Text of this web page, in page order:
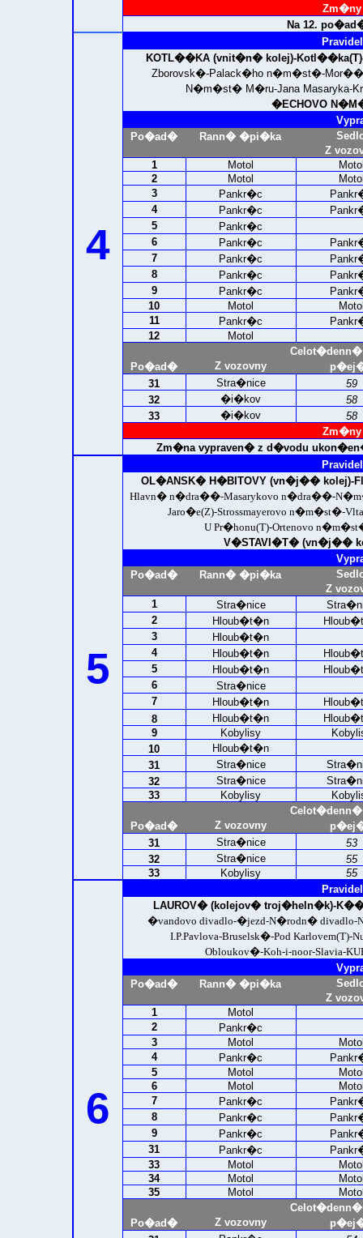
Zm�ny
Na 12.
4
KOTL��KA (vnit�n� kolej)-
Zborovsk�-Palack�ho n�m�st�-
N�m�st� M�ru-Jana
�ECHOVO
Po�ad�
Rann� �pi�ka
Z
1
Motol
2
Motol
3
Pankr�c
4
Pankr�c
5
Pankr�c
6
Pankr�c
7
Pankr�c
8
Pankr�c
9
Pankr�c
10
Motol
11
Pankr�c
12
Motol
Po�ad�
Z vozovny
31
Stra�nice
59
32
�i�kov
58
33
�i�kov
58
Zm�ny
Zm�na vypraven� z d�vodu
5
OL�ANSK� H�BITOVY (vn�j�� kolej)-
Hlavn� n�dra��-Masarykovo n�dra��-
Jaro�e(Z)-Strossmayerovo n�m�st�-
U Pr�honu(T)-Ortenovo
V�STAVI�T� (vn�j��
Po�ad�
Rann� �pi�ka
Z
1
Stra�nice
2
Hloub�t�n
3
Hloub�t�n
4
Hloub�t�n
5
Hloub�t�n
6
Stra�nice
7
Hloub�t�n
8
Hloub�t�n
9
Kobylisy
10
Hloub�t�n
31
Stra�nice
32
Stra�nice
33
Kobylisy
Po�ad�
Z vozovny
31
Stra�nice
53
32
Stra�nice
55
33
Kobylisy 55
6
LAUROV� (kolejov� troj�heln�k)-
�vandovo divadlo-�jezd-N�rodn�
I.P.Pavlova-Bruselsk�-Pod
Obloukov�-Koh-i-noor-Slavia-
Po�ad�
Rann� �pi�ka
Z
1
Motol
2
Pankr�c
3
Motol
4
Pankr�c
5
Motol
6
Motol
7
Pankr�c
8
Pankr�c
9
Pankr�c
31
Pankr�c
33
Motol
34
Motol
35
Motol
Po�ad�
Z vozovny